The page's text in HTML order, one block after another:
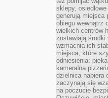
sklepy,
generują miejsca
obiegu wewnątrz
wielkich centrów
zostawiają
wzmacnia ich
miejsca, które
odniesienia:
kameralna
dzielnica nabiera
zaczynają się
na poczucie